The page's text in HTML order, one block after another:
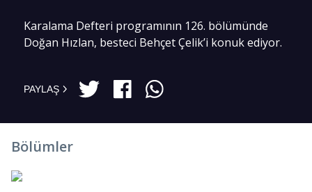
Karalama Defteri programının 126. bölümünde
Doğan Hızlan, besteci Behçet Çelik’i konuk ediyor.
PAYLAŞ
Bölümler